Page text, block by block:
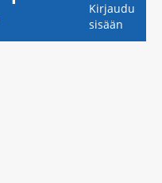
Kirjaudu
sisään